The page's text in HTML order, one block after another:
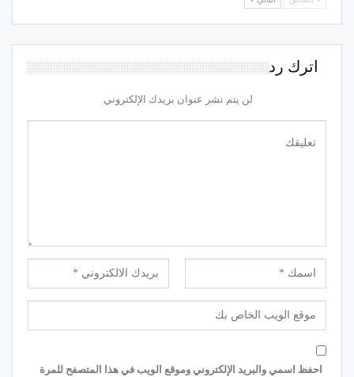
اترك رد
لن يتم نشر عنوان بريدك الإلكتروني.
احفظ اسمي والبريد الإلكتروني وموقع الويب في هذا المتصفح للمرة